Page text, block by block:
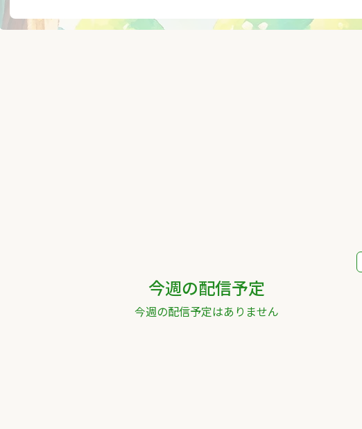
今週の配信予定
今週の配信予定はありません